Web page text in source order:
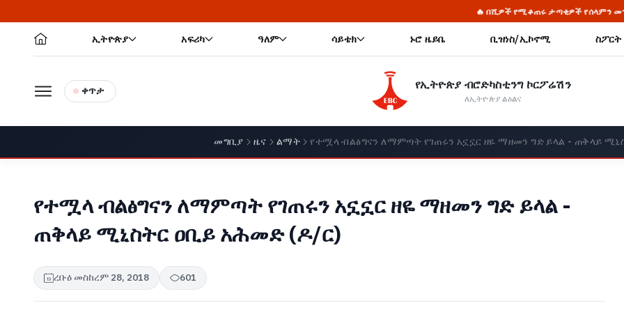
🔥 በሺዎች የሚቆጠሩ ታጣቂዎች የሰላምን መንገድ መርጠው ወደ ኅብረተሰቡ
ኢትዮጵያ አፍሪካ ዓለም ሳይቴክ ኑሮ ዜይቤ ቢዝነስ/ኢኮኖሚ ስፖርት
ቀጥታ የኢትዮጵያ ብሮድካስቲንግ ኮርፖሬሽን
ለኢትዮጵያ ልዕልና
መግቢያ ዜና ልማት የተሟላ ብልፅግናን ለማምጣት የገጠሩን አኗኗር ዘዬ ማዘመን ግድ ይላል - ጠቅላይ
የተሟላ ብልፅግናን ለማምጣት የገጠሩን አኗኗር ዘዬ ማዘመን ግድ ይላል -
ጠቅላይ ሚኒስትር ዐቢይ አሕመድ (ዶ/ር)
ረቡዕ መስከረም 28, 2018 601